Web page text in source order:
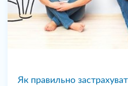
Як правильно